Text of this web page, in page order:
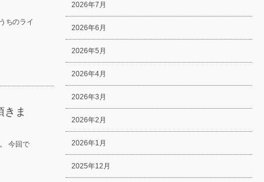
ちのライ
きま
今回で
2026年7月
2026年6月
2026年5月
2026年4月
2026年3月
2026年2月
2026年1月
2025年12月